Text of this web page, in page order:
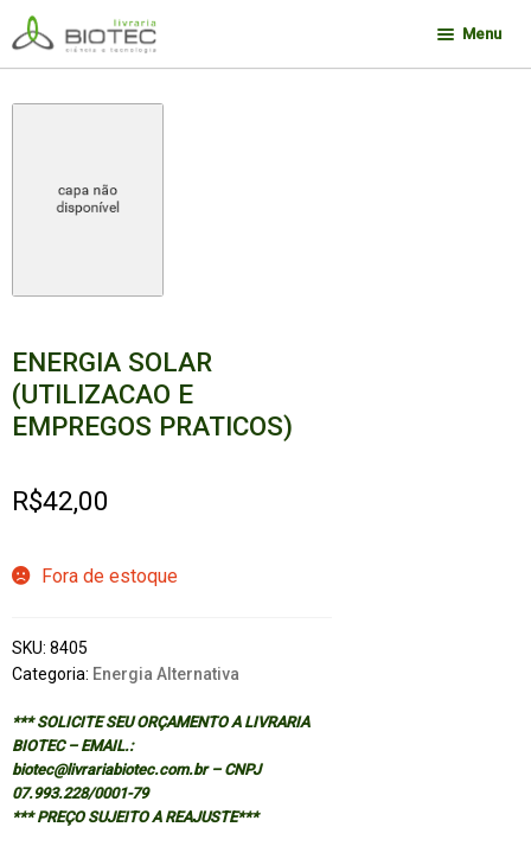
Pular
para
navegação
Pular
para
o
conteúdo
Menu
ENERGIA SOLAR
(UTILIZACAO E
EMPREGOS PRATICOS)
R$42,00
Fora de estoque
SKU: 8405
Categoria: Energia Alternativa
*** SOLICITE SEU ORÇAMENTO A LIVRARIA
BIOTEC – EMAIL.:
biotec@livrariabiotec.com.br – CNPJ
07.993.228/0001-79
*** PREÇO SUJEITO A REAJUSTE***